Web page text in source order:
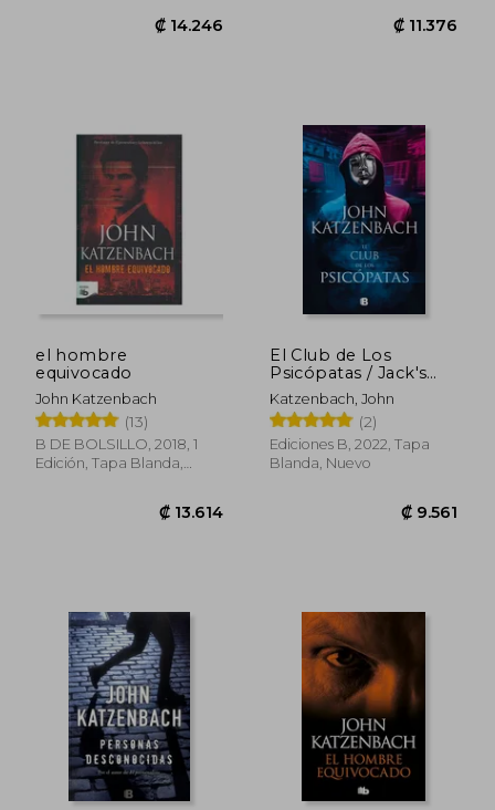
₡ 10.484
₡ 5.945
el hombre
equivocado
John Katzenbach
(13)
B DE BOLSILLO, 2018, 1
Edición, Tapa Blanda,
El Club de Los
Psicópatas / Jack's
Boys
Katzenbach, John
(2)
Ediciones B, 2022, Tapa
Blanda, Nuevo